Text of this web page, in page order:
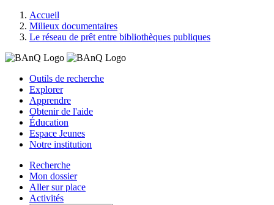
Accueil
Milieux documentaires
Le réseau de prêt entre bibliothèques publiques
Outils de recherche
Explorer
Apprendre
Obtenir de l'aide
Éducation
Espace Jeunes
Notre institution
Recherche
Mon dossier
Aller sur place
Activités